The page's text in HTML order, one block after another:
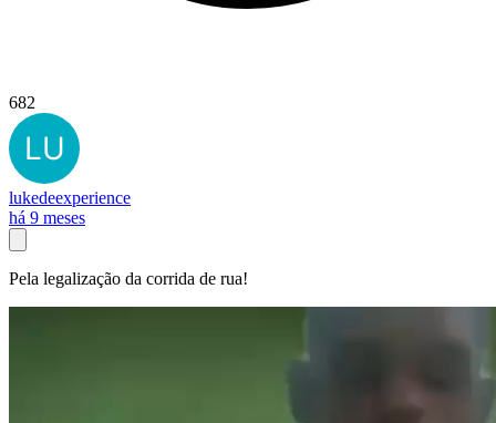
682
lukedeexperience
há 9 meses
Pela legalização da corrida de rua!